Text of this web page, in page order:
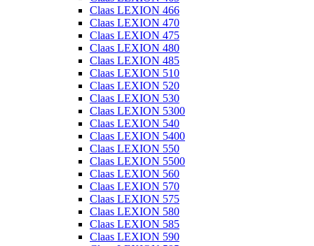
Claas LEXION 466
Claas LEXION 470
Claas LEXION 475
Claas LEXION 480
Claas LEXION 485
Claas LEXION 510
Claas LEXION 520
Claas LEXION 530
Claas LEXION 5300
Claas LEXION 540
Claas LEXION 5400
Claas LEXION 550
Claas LEXION 5500
Claas LEXION 560
Claas LEXION 570
Claas LEXION 575
Claas LEXION 580
Claas LEXION 585
Claas LEXION 590